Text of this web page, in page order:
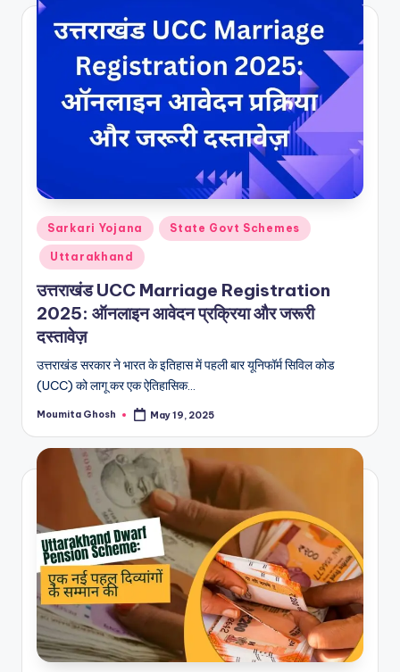
Posted
in
Sarkari Yojana State Govt Schemes
Uttarakhand
उत्तराखंड UCC Marriage Registration
2025: ऑनलाइन आवेदन प्रक्रिया और जरूरी
दस्तावेज़
उत्तराखंड सरकार ने भारत के इतिहास में पहली बार यूनिफॉर्म सिविल कोड
(UCC) को लागू कर एक ऐतिहासिक…
Posted
Moumita Ghosh May 19, 2025